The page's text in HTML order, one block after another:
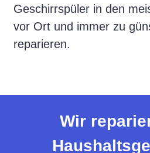
Geschirrspüler in den
vor Ort und immer zu
reparieren.
Wir